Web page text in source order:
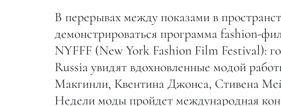
В перерывах между показами в
демонстрироваться программа fashion-
NYFFF (New York Fashion Film Festival):
Russia увидят вдохновленные модой
Макгинли, Квентина Джонса, Стивена
Недели моды пройдет международная